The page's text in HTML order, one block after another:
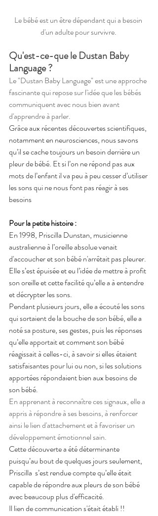
Le bébé est un être dépendant qui a besoin
d'un adulte pour survivre.
Qu'est-ce-que le Dustan Baby
Language ?
Le "Dustan Baby Language" est une approche
fascinante qui repose sur l'idée que les bébés
communiquent avec nous bien avant
d'apprendre à parler.
Grâce aux récentes découvertes scientifiques,
notamment en neurosciences, nous savons
qu’il se cache toujours un besoin derrière un
pleur de bébé. Et si l’on ne répond pas aux
mots de l’enfant il va peu à peu cesser d’utiliser
les sons qui ne nous font pas réagir à ses
besoins
Pour la petite histoire :
En 1998, Priscilla Dunstan, musicienne
australienne à l’oreille absolue venait
d'accoucher et son bébé n'arrêtait pas pleurer.
Elle s’est épuisée et eu l’idée de mettre à profit
son oreille et cette facilité qu’elle a à entendre
et décrypter les sons.
Pendant plusieurs jours, elle a écouté les sons
qui sortaient de la bouche de son bébé, elle a
noté sa posture, ses gestes, puis les réponses
qu’elle apportait et comment son bébé
réagissait à celles-ci, à savoir si elles étaient
satisfaisantes pour lui ou non, si les solutions
apportées répondaient bien aux besoins de
son bébé.
En apprenant à reconnaître ces signaux, elle a
appris à répondre à ses besoins, à renforcer
ainsi le lien d'attachement et à favoriser un
développement émotionnel sain.
Cette découverte a été déterminante
puisqu’au bout de quelques jours seulement,
Priscilla  s’est rendue compte qu’elle était
capable de répondre aux pleurs de son bébé
avec beaucoup plus d'efficacité.
Il lien de communication s'était établi !!